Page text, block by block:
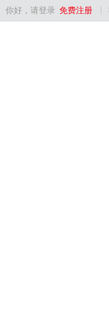
你好，请登录 免费注册